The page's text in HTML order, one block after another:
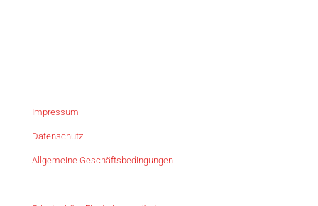
Impressum
Datenschutz
Allgemeine Geschäftsbedingungen